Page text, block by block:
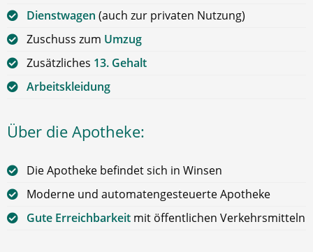
Dienstwagen (auch zur privaten Nutzung)
Zuschuss zum Umzug
Zusätzliches 13. Gehalt
Arbeitskleidung
Über die Apotheke:
Die Apotheke befindet sich in Winsen
Moderne und automatengesteuerte Apotheke
Gute Erreichbarkeit mit öffentlichen Verkehrsmitteln